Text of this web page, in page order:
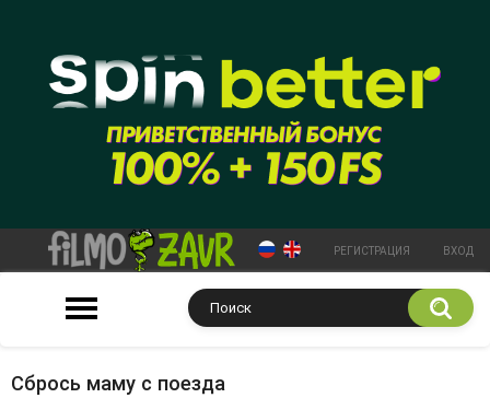
РЕГИСТРАЦИЯ ВХОД
Сбрось маму с поезда